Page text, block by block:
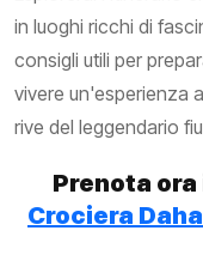
in luoghi ricchi di
consigli utili per
vivere un'esperienza
rive del leggendario
Prenota
Crociera